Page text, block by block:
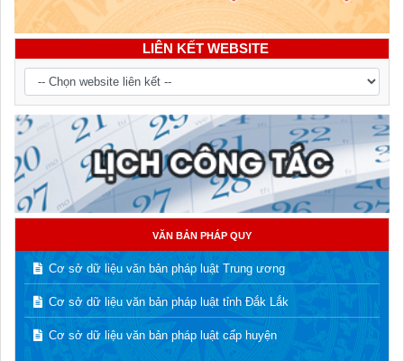
LIÊN KẾT WEBSITE
VĂN BẢN PHÁP QUY
Cơ sở dữ liệu văn bản pháp luật Trung ương
Cơ sở dữ liệu văn bản pháp luật tỉnh Đắk Lắk
Cơ sở dữ liệu văn bản pháp luật cấp huyện